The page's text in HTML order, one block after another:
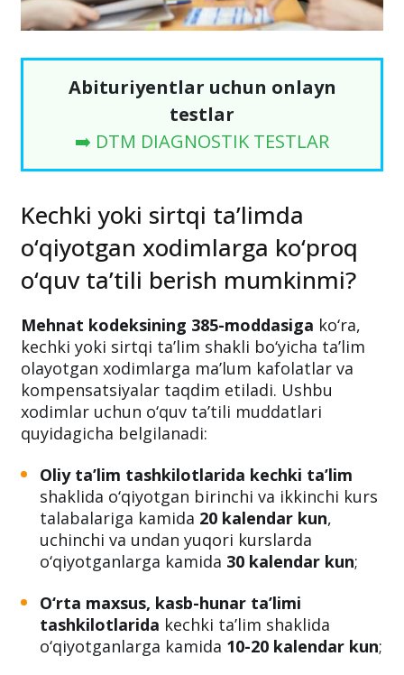
Abituriyentlar uchun onlayn
testlar
➡️ DTM DIAGNOSTIK TESTLAR
Kechki yoki sirtqi ta’limda
o‘qiyotgan xodimlarga ko‘proq
o‘quv ta’tili berish mumkinmi?
Mehnat kodeksining 385-moddasiga ko‘ra,
kechki yoki sirtqi ta’lim shakli bo‘yicha ta’lim
olayotgan xodimlarga ma’lum kafolatlar va
kompensatsiyalar taqdim etiladi. Ushbu
xodimlar uchun o‘quv ta’tili muddatlari
quyidagicha belgilanadi:
Oliy ta’lim tashkilotlarida kechki ta’lim
shaklida o‘qiyotgan birinchi va ikkinchi kurs
talabalariga kamida 20 kalendar kun,
uchinchi va undan yuqori kurslarda
o‘qiyotganlarga kamida 30 kalendar kun;
O‘rta maxsus, kasb-hunar ta’limi
tashkilotlarida kechki ta’lim shaklida
o‘qiyotganlarga kamida 10-20 kalendar kun;